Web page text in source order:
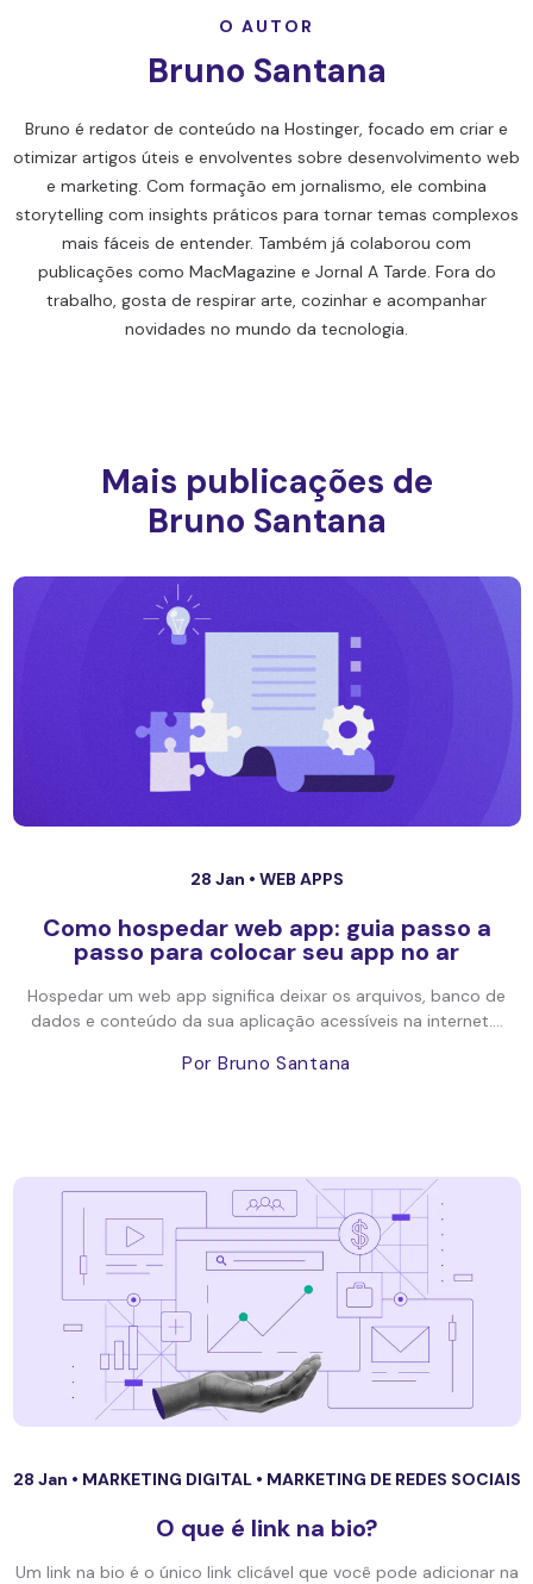
O AUTOR
Bruno Santana
Bruno é redator de conteúdo na Hostinger, focado em criar e
otimizar artigos úteis e envolventes sobre desenvolvimento web
e marketing. Com formação em jornalismo, ele combina
storytelling com insights práticos para tornar temas complexos
mais fáceis de entender. Também já colaborou com
publicações como MacMagazine e Jornal A Tarde. Fora do
trabalho, gosta de respirar arte, cozinhar e acompanhar
novidades no mundo da tecnologia.
Mais publicações de
Bruno Santana
28 Jan • WEB APPS
Como hospedar web app: guia passo a
passo para colocar seu app no ar
Hospedar um web app significa deixar os arquivos, banco de
dados e conteúdo da sua aplicação acessíveis na internet....
Por Bruno Santana
28 Jan • MARKETING DIGITAL • MARKETING DE REDES SOCIAIS
O que é link na bio?
Um link na bio é o único link clicável que você pode adicionar na